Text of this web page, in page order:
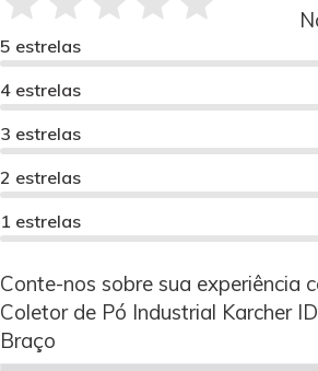
5 estrelas
4 estrelas
3 estrelas
2 estrelas
1 estrelas
Conte-nos sobre sua experiência
Coletor de Pó Industrial Karcher
Braço